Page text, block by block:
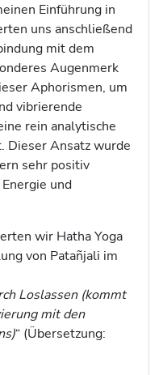
Einführung in
uns anschließend
mit dem
Augenmerk
Aphorismen, um
vibrierende
rein analytische
Dieser Ansatz wurde
sehr positiv
und
wir Hatha Yoga
von Patañjali im
Loslassen (kommt
mit den
“ (Übersetzung: